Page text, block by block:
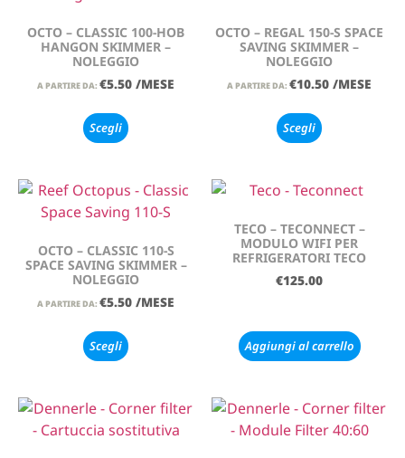
OCTO – CLASSIC 100-HOB
HANGON SKIMMER –
NOLEGGIO
A PARTIRE DA: €5.50 /MESE
Scegli
OCTO – REGAL 150-S SPACE
SAVING SKIMMER –
NOLEGGIO
A PARTIRE DA: €10.50 /MESE
Scegli
OCTO – CLASSIC 110-S
SPACE SAVING SKIMMER –
NOLEGGIO
A PARTIRE DA: €5.50 /MESE
Scegli
TECO – TECONNECT –
MODULO WIFI PER
REFRIGERATORI TECO
€125.00
Aggiungi al carrello